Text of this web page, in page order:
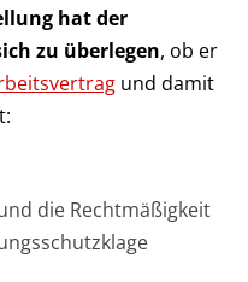
hat der
zu überlegen, ob er
und damit
die Rechtmäßigkeit